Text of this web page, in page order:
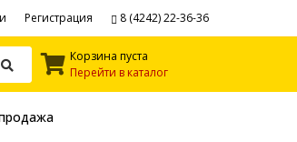
Регистрация 8 (4242) 22-36-36
Корзина пуста
Перейти в каталог